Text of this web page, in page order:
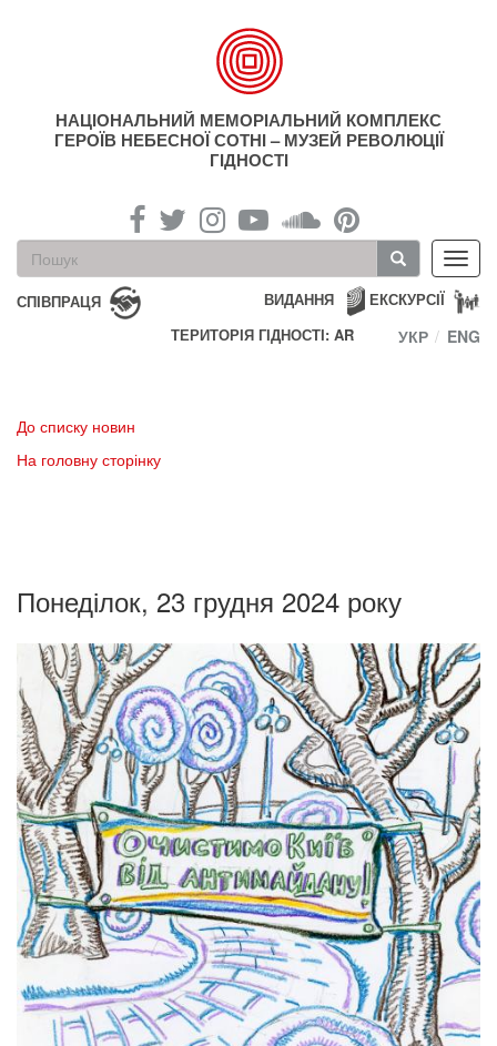
НАЦІОНАЛЬНИЙ МЕМОРІАЛЬНИЙ КОМПЛЕКС
ГЕРОЇВ НЕБЕСНОЇ СОТНІ – МУЗЕЙ РЕВОЛЮЦІЇ
ГІДНОСТІ
Пошукова
форма
Пошук
СПІВПРАЦЯ ЕКСКУРСІЇ
ВИДАННЯ
ТЕРИТОРІЯ ГІДНОСТІ: AR
УКР ENG
До списку новин
На головну сторінку
Понеділок, 23 грудня 2024 року